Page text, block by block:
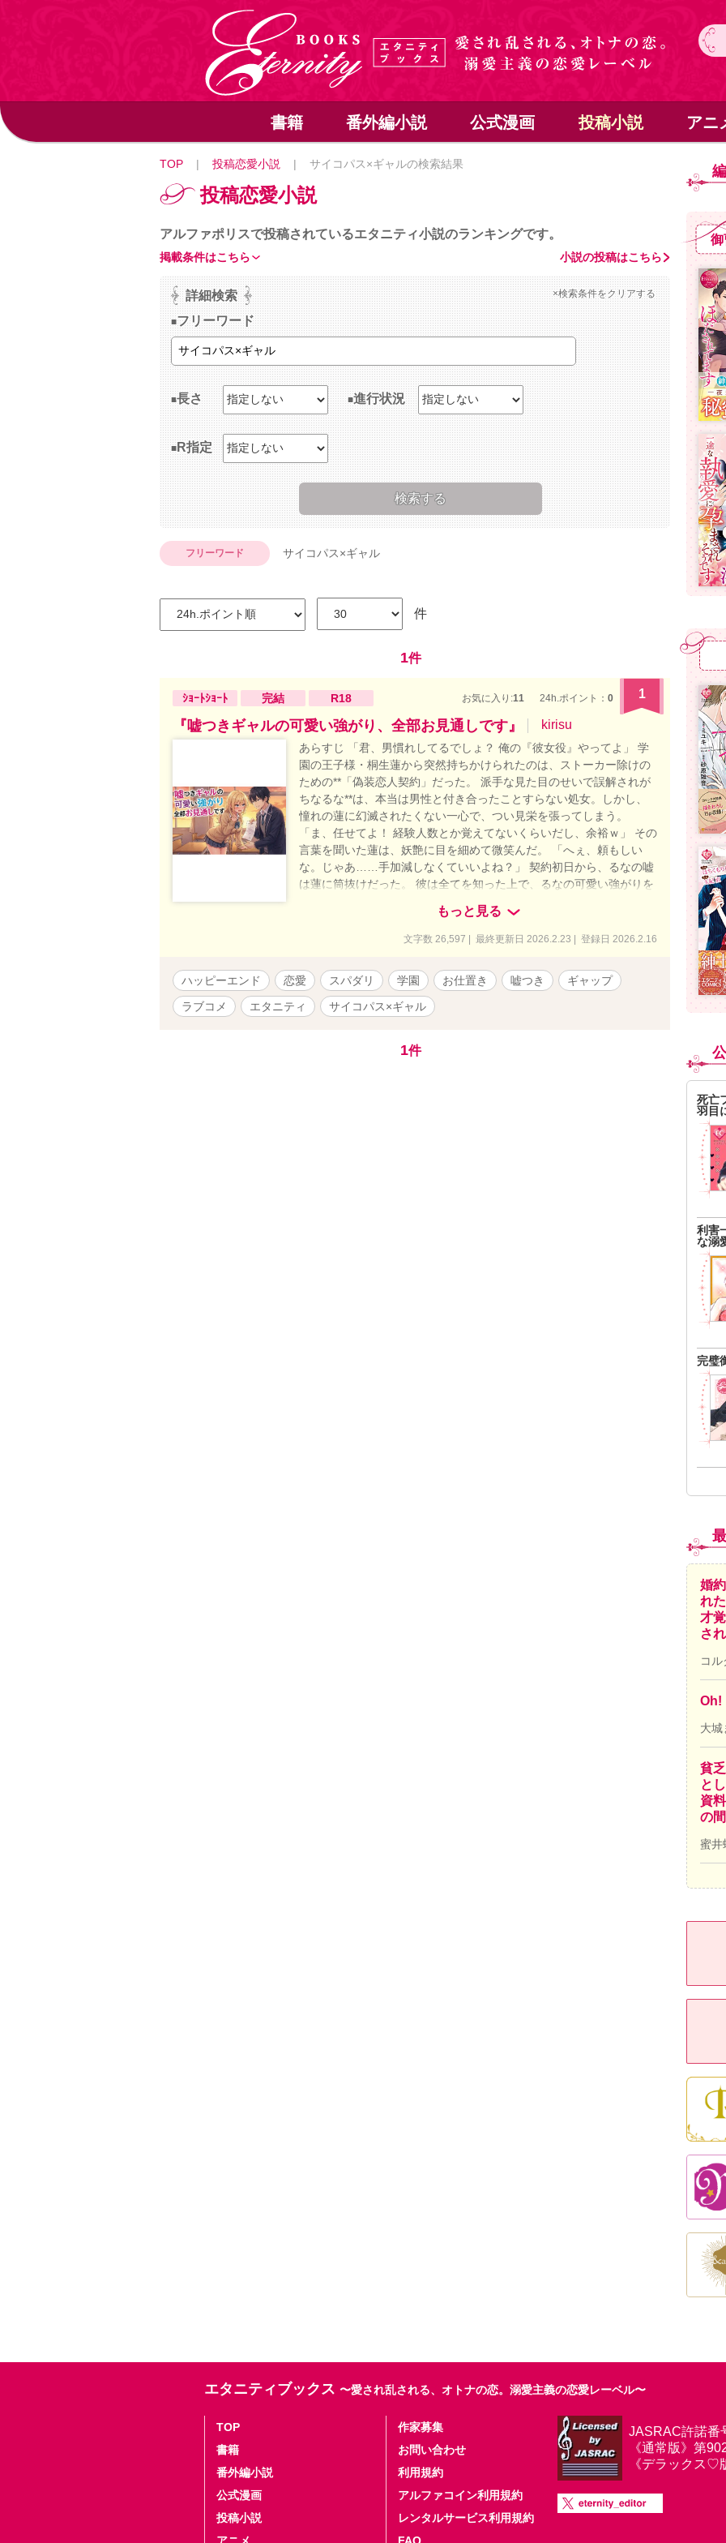
書籍 番外編小説 公式漫画 投稿小説 アニ
TOP | 投稿恋愛小説 | サイコパス×ギャルの検索結果
投稿恋愛小説
アルファポリスで投稿されているエタニティ小説のランキングです。
小説の投稿はこちら
掲載条件はこちら
詳細検索 ×検索条件をクリアする
フリーワード
長さ 進行状況
R指定
フリーワード サイコパス×ギャル
件
1件
ｼｮｰﾄｼｮｰﾄ 完結 R18 お気に入り:11 24h.ポイント： 0 1
『嘘つきギャルの可愛い強がり、全部お見通しです』 kirisu
あらすじ 「君、男慣れしてるでしょ？ 俺の『彼女役』やってよ」 学
園の王子様・桐生蓮から突然持ちかけられたのは、ストーカー除けの
ための**「偽装恋人契約」だった。 派手な見た目のせいで誤解されが
ちなるな**は、本当は男性と付き合ったことすらない処女。しかし、
憧れの蓮に幻滅されたくない一心で、つい見栄を張ってしまう。
「ま、任せてよ！ 経験人数とか覚えてないくらいだし、余裕ｗ」 その
言葉を聞いた蓮は、妖艶に目を細めて微笑んだ。 「へぇ、頼もしい
な。じゃあ……手加減しなくていいよね？」 契約初日から、るなの嘘
は蓮に筒抜けだった。 彼は全てを知った上で、るなの可愛い強がりを
楽しむために、あえて**「経験豊富な彼女なら平気なはず」**という名
目で、過激なスキンシップを仕掛けてくる。 嫉妬したフリでお尻を叩
かれる**「愛の鞭（スパンキング）」。 「激しいのも平気」と言った
るはずなのに震えてるよ」 「嘘つきな悪い子には、お仕置きが必要だ
ね」 逃げ場のないトイレや放課後の教室で、身も心も暴かれていくる
な。 これは演技なのか、それとも本気なのか――？ 腹黒王子の掌の上
で転がされる、嘘つきギャルの**「絶体絶命×溺愛」ラブストーリー
金髪、短すぎるスカート、派手なメイクの典型的なギャル。 中身：見
もっと見る
文字数 26,597 | 最終更新日 2026.2.23 | 登録日 2026.2.16
ハッピーエンド 恋愛 スパダリ 学園 お仕置き 嘘つき
ギャップ
ラブコメ
エタニティ サイコパス×ギャル
1件
死亡
羽目
利害
な溺
完璧
婚
れ
才
さ
コル
Oh!
大城
貧
と
資
の
蜜井
エタニティブックス 〜愛され乱される、オトナの恋。溺愛主義の恋愛レーベル〜
TOP
書籍
番外編小説
公式漫画
投稿小説
作家募集
お問い合わせ
利用規約
アルファコイン利用規約
レンタルサービス利用規約
JASRAC許諾番
《通常版》第
《デラックス♡